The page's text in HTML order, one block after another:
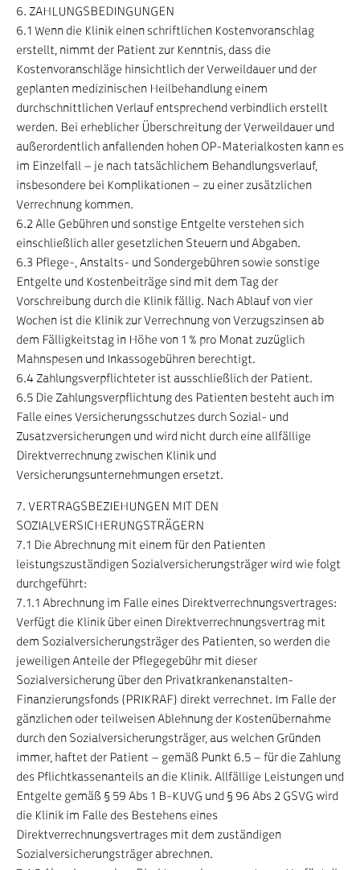
6. ZAHLUNGSBEDINGUNGEN
6.1 Wenn die Klinik einen schriftlichen Kostenvoranschlag
erstellt, nimmt der Patient zur Kenntnis, dass die
Kostenvoranschläge hinsichtlich der Verweildauer und der
geplanten medizinischen Heilbehandlung einem
durchschnittlichen Verlauf entsprechend verbindlich erstellt
werden. Bei erheblicher Überschreitung der Verweildauer und
außerordentlich anfallenden hohen OP-Materialkosten kann es
im Einzelfall – je nach tatsächlichem Behandlungsverlauf,
insbesondere bei Komplikationen – zu einer zusätzlichen
Verrechnung kommen.
6.2 Alle Gebühren und sonstige Entgelte verstehen sich
einschließlich aller gesetzlichen Steuern und Abgaben.
6.3 Pflege-, Anstalts- und Sondergebühren sowie sonstige
Entgelte und Kostenbeiträge sind mit dem Tag der
Vorschreibung durch die Klinik fällig. Nach Ablauf von vier
Wochen ist die Klinik zur Verrechnung von Verzugszinsen ab
dem Fälligkeitstag in Höhe von 1 % pro Monat zuzüglich
Mahnspesen und Inkassogebühren berechtigt.
6.4 Zahlungsverpflichteter ist ausschließlich der Patient.
6.5 Die Zahlungsverpflichtung des Patienten besteht auch im
Falle eines Versicherungsschutzes durch Sozial- und
Zusatzversicherungen und wird nicht durch eine allfällige
Direktverrechnung zwischen Klinik und
Versicherungsunternehmungen ersetzt.
7. VERTRAGSBEZIEHUNGEN MIT DEN
SOZIALVERSICHERUNGSTRÄGERN
7.1 Die Abrechnung mit einem für den Patienten
leistungszuständigen Sozialversicherungsträger wird wie folgt
durchgeführt:
7.1.1 Abrechnung im Falle eines Direktverrechnungsvertrages:
Verfügt die Klinik über einen Direktverrechnungsvertrag mit
dem Sozialversicherungsträger des Patienten, so werden die
jeweiligen Anteile der Pflegegebühr mit dieser
Sozialversicherung über den Privatkrankenanstalten-
Finanzierungsfonds (PRIKRAF) direkt verrechnet. Im Falle der
gänzlichen oder teilweisen Ablehnung der Kostenübernahme
durch den Sozialversicherungsträger, aus welchen Gründen
immer, haftet der Patient – gemäß Punkt 6.5 – für die Zahlung
des Pflichtkassenanteils an die Klinik. Allfällige Leistungen und
Entgelte gemäß § 59 Abs 1 B-KUVG und § 96 Abs 2 GSVG wird
die Klinik im Falle des Bestehens eines
Direktverrechnungsvertrages mit dem zuständigen
Sozialversicherungsträger abrechnen.